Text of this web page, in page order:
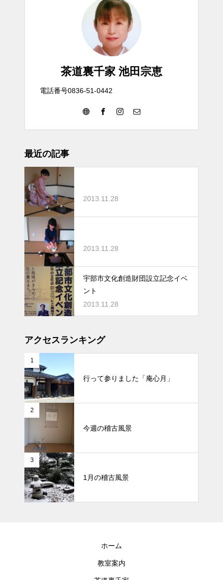
茶道裏千家 池田宗恵
電話番号0836-51-0442
最近の記事
2013.11.28
2013.11.28
宇部市文化創造財団設立記念イベ
ント
2013.11.28
アクセスランキング
1
行って参りました「庵心月」
2
今週の稽古風景
3
1月の稽古風景
ホーム
教室案内